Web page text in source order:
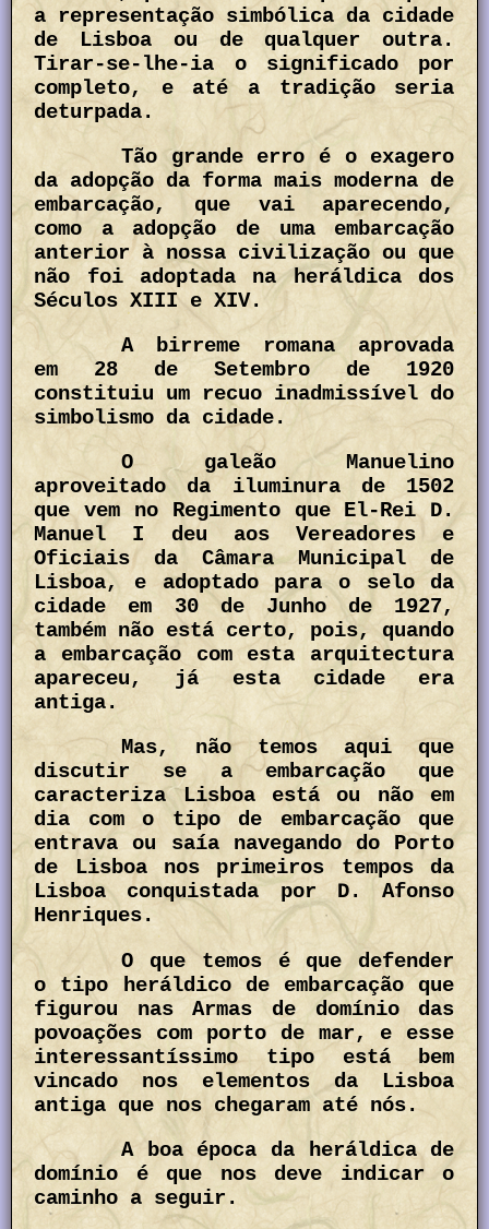
a representação simbólica da cidade
de Lisboa ou de qualquer outra.
Tirar-se-lhe-ia o significado por
completo, e até a tradição seria
deturpada.
Tão grande erro é o exagero
da adopção da forma mais moderna de
embarcação, que vai aparecendo,
como a adopção de uma embarcação
anterior à nossa civilização ou que
não foi adoptada na heráldica dos
Séculos XIII e XIV.
A birreme romana aprovada
em 28 de Setembro de 1920
constituiu um recuo inadmissível do
simbolismo da cidade.
O galeão Manuelino
aproveitado da iluminura de 1502
que vem no Regimento que El-Rei D.
Manuel I deu aos Vereadores e
Oficiais da Câmara Municipal de
Lisboa, e adoptado para o selo da
cidade em 30 de Junho de 1927,
também não está certo, pois, quando
a embarcação com esta arquitectura
apareceu, já esta cidade era
antiga.
Mas, não temos aqui que
discutir se a embarcação que
caracteriza Lisboa está ou não em
dia com o tipo de embarcação que
entrava ou saía navegando do Porto
de Lisboa nos primeiros tempos da
Lisboa conquistada por D. Afonso
Henriques.
O que temos é que defender
o tipo heráldico de embarcação que
figurou nas Armas de domínio das
povoações com porto de mar, e esse
interessantíssimo tipo está bem
vincado nos elementos da Lisboa
antiga que nos chegaram até nós.
A boa época da heráldica de
domínio é que nos deve indicar o
caminho a seguir.